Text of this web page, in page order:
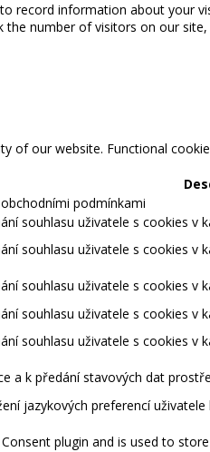
information about your
number of visitors on our
of our website. Functional
podmínkami
souhlasu uživatele s cookies v
souhlasu uživatele s cookies v
souhlasu uživatele s cookies v
souhlasu uživatele s cookies v
souhlasu uživatele s cookies v
a k předání stavových dat
jazykových preferencí
plugin and is used to